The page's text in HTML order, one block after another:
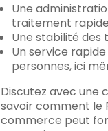
Une
traitement
Une stabilité des
Un service
personnes, ici
Discutez avec une
savoir comment le
commerce peut